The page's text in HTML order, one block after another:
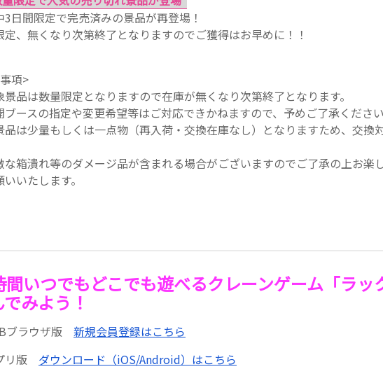
3日間限定で完売済みの景品が再登場！
定、無くなり次第終了となりますのでご獲得はお早めに！！
項>
景品は数量限定となりますので在庫が無くなり次第終了となります。
ブースの指定や変更希望等はご対応できかねますので、予めご了承ください
品は少量もしくは一点物（再入荷・交換在庫なし）となりますため、交換
な箱潰れ等のダメージ品が含まれる場合がございますのでご了承の上お楽
いいたします。
間いつでもどこでも遊べるクレーンゲーム「ラッ
みよう！
ブラウザ版 新規会員登録はこちら
リ版 ダウンロード（iOS/Android）はこちら